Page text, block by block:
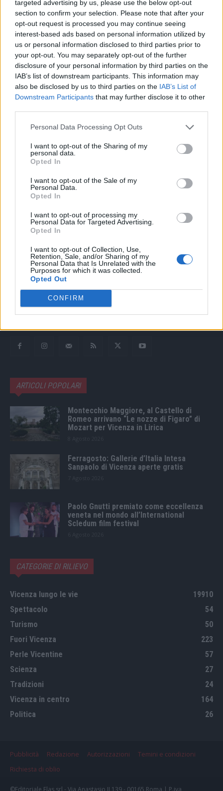
targeted advertising by us, please use the below opt-out
section to confirm your selection. Please note that after your
opt-out request is processed you may continue seeing
interest-based ads based on personal information utilized by
us or personal information disclosed to third parties prior to
your opt-out. You may separately opt-out of the further
disclosure of your personal information by third parties on the
IAB’s list of downstream participants. This information may
also be disclosed by us to third parties on the IAB’s List of
Downstream Participants that may further disclose it to other
Personal Data Processing Opt Outs
I want to opt-out of the Sharing of my
personal data.
Opted In
I want to opt-out of the Sale of my
Personal Data.
Opted In
I want to opt-out of processing my
Personal Data for Targeted Advertising.
Opted In
I want to opt-out of Collection, Use,
Retention, Sale, and/or Sharing of my
Personal Data that Is Unrelated with the
Purposes for which it was collected.
Opted Out
CONFIRM
Berici in Festival 2026: a Lonigo “Little
Italy, sulla strada del sogno”
5 Agosto 2026
“Teatro in casa”: il 5 agosto il primo
spettacolo a Marano Vicentino con Maria
Celeste Carobene
4 Agosto 2026
agosto inizia con libri, poesie e musica
3 Agosto 2026
Quotidiano web del bello e sul buono di Vicenza e dintorni
Redazione
redazione@laltravicenza.it
Pubblicità
laltravicenza@laltravicenza.it
Amministrazione
ARTICOLI POPOLARI
Montecchio Maggiore, al Castello di
Romeo arrivano “Le nozze di Figaro” di
Mozart per Vicenza in Lirica
Ferragosto: Gallerie d’Italia Intesa
Sanpaolo di Vicenza aperte gratis
Paolo Gnutti premiato come eccellenza
veneta nel mondo all’International
Scledum film festival
CATEGORIE DI RILIEVO
Vicenza lungo le vie
19910
Spettacolo
54
Turismo
50
Fuori Vicenza
223
Perle Vicentine
57
Scienza
27
Tradizioni
24
Vicenza in centro
164
Politica
26
Pubblicità Redazione Autorizzazioni
Temini e condizioni
Richiesta di oblio
©Editoriale Elas srl - Via Anastasio II 139 - 00165 Roma | P.iva